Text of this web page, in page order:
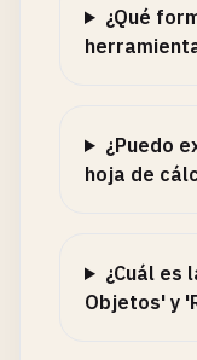
¿Qué
¿Puedo
hoja de
¿Cuál es
Objetos' y